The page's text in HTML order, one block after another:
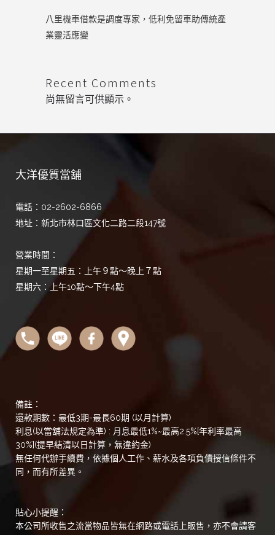
八里機車借款是調度專家，低利免留車助傳統產
業靈活應變
Recent Comments
尚無留言可供顯示。
大洋優質當舖
電話：02-2602-6866
地址：新北市林口區文化二路二段147號
營業時間：
星期一至星期五：上午９點～晚上７點
星期六：上午10點～下午4點
備註：
還款期數：最低3期-最長60期 (以月計算)
利息(以當舖法規定為準) : 月息最低1%~最高2.5%[年利率最高
30%](提早結清以日計算，無違約金)
無任何代辦手續費，依據個人工作、薪水及各項負債授信條件不
同，而有所差異。
貼心小提醒：
本公司所收售之流當物品皆無在網路或電話上販售，亦不會請客